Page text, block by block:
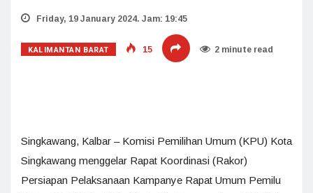
Friday, 19 January 2024. Jam: 19:45
KALIMANTAN BARAT 15 2 minute read
Singkawang, Kalbar – Komisi Pemilihan Umum (KPU) Kota
Singkawang menggelar Rapat Koordinasi (Rakor)
Persiapan Pelaksanaan Kampanye Rapat Umum Pemilu